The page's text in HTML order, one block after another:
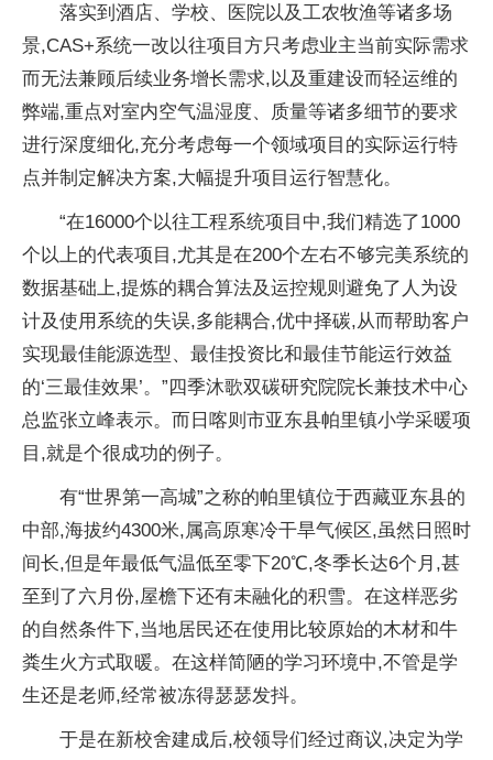
落实到酒店、学校、医院以及工农牧渔等诸多场
景,CAS+系统一改以往项目方只考虑业主当前实际需求
而无法兼顾后续业务增长需求,以及重建设而轻运维的
弊端,重点对室内空气温湿度、质量等诸多细节的要求
进行深度细化,充分考虑每一个领域项目的实际运行特
点并制定解决方案,大幅提升项目运行智慧化。
“在16000个以往工程系统项目中,我们精选了1000
个以上的代表项目,尤其是在200个左右不够完美系统的
数据基础上,提炼的耦合算法及运控规则避免了人为设
计及使用系统的失误,多能耦合,优中择碳,从而帮助客户
实现最佳能源选型、最佳投资比和最佳节能运行效益
的‘三最佳效果’。”四季沐歌双碳研究院院长兼技术中心
总监张立峰表示。而日喀则市亚东县帕里镇小学采暖项
目,就是个很成功的例子。
有“世界第一高城”之称的帕里镇位于西藏亚东县的
中部,海拔约4300米,属高原寒冷干旱气候区,虽然日照时
间长,但是年最低气温低至零下20℃,冬季长达6个月,甚
至到了六月份,屋檐下还有未融化的积雪。在这样恶劣
的自然条件下,当地居民还在使用比较原始的木材和牛
粪生火方式取暖。在这样简陋的学习环境中,不管是学
生还是老师,经常被冻得瑟瑟发抖。
于是在新校舍建成后,校领导们经过商议,决定为学